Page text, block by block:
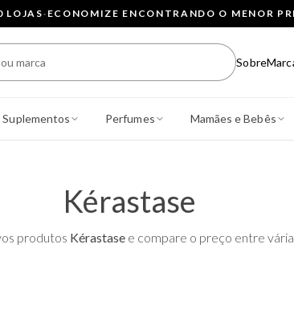
LOJAS· ECONOMIZE ENCONTRANDO O MENOR
Sobre
Suplementos Perfumes Mamães e Bebês
Kérastase
produtos Kérastase e compare o preço entre